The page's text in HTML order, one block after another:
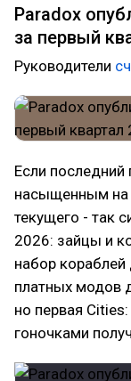
Paradox
за первый
Руководители
Если
насыщенным на
текущего - так
2026: зайцы и
набор
платных модов
но первая
гоночками